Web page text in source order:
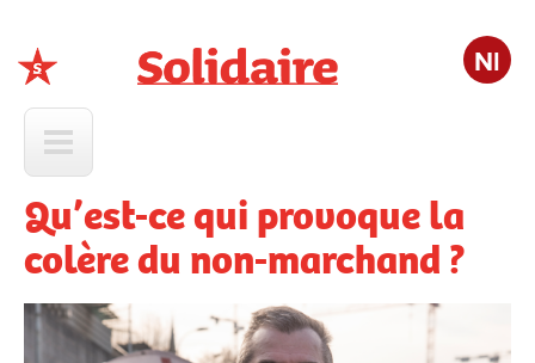
Nl
Qu’est-ce qui provoque la
colère du non-marchand ?